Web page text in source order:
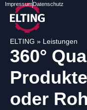
ImpressumDatenschutz
ELTING » Leistungen
360°
oder